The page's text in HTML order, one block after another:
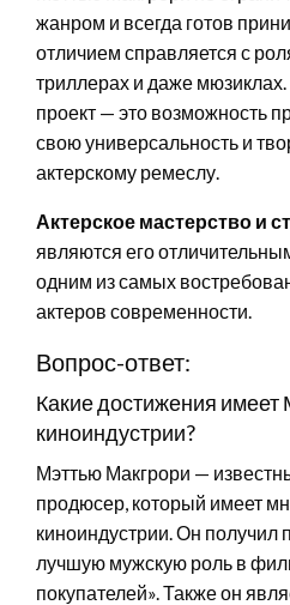
жанром и всегда готов
отличием справляется с
триллерах и даже
проект — это возможность
свою универсальность и
актерскому ремеслу.
Актерское мастерство и
являются его
одним из самых
актеров современности.
Вопрос-ответ:
Какие достижения имеет
киноиндустрии?
Мэттью Макгрори —
продюсер, который имеет
киноиндустрии. Он получил
лучшую мужскую роль в
покупателей». Также он